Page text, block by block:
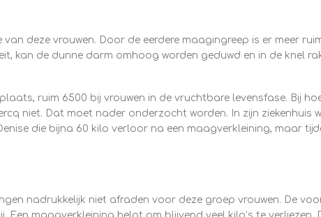
deze vrouwen. Door de eerdere maagingreep is er meer
kan de dunne darm omhoog worden geduwd en in de knel
ruim 6500 bij vrouwen in de vruchtbare levensfase. Bij
niet. Dat moet nader onderzocht worden. In zijn ziekenhuis
die bijna 60 kilo verloor na een maagverkleining, maar
nadrukkelijk niet afraden voor deze groep vrouwen. De